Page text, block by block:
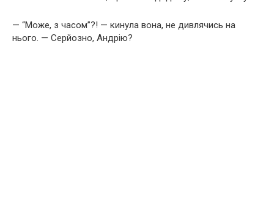
— “Може, з часом”?! — кинула вона, не дивлячись на
нього. — Серйозно, Андрію?